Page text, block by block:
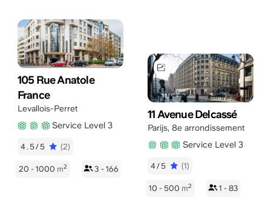
105 Rue Anatole
France
Levallois-Perret
Service Level 3
4.5/5 (2)
20 - 1000 m2 3 - 166
11 Avenue Delcassé
Parijs, 8e arrondissement
Service Level 3
4/5 (1)
10 - 500 m2 1 - 83